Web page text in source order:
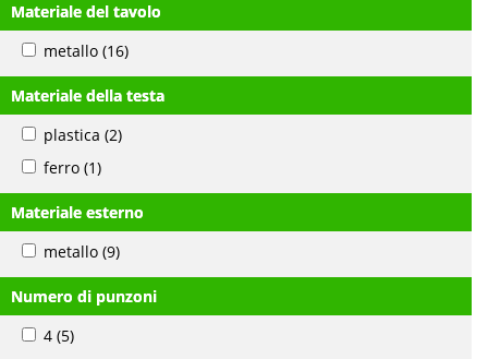
Materiale del tavolo
metallo (16)
Materiale della testa
plastica (2)
ferro (1)
Materiale esterno
metallo (9)
Numero di punzoni
4 (5)